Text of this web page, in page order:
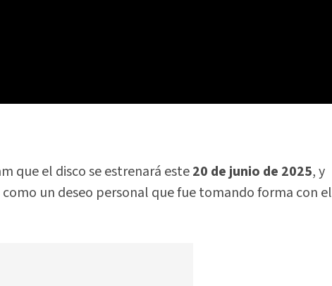
que el disco se estrenará este20 de junio de 2025, y
un deseo personal que fue tomando forma con el